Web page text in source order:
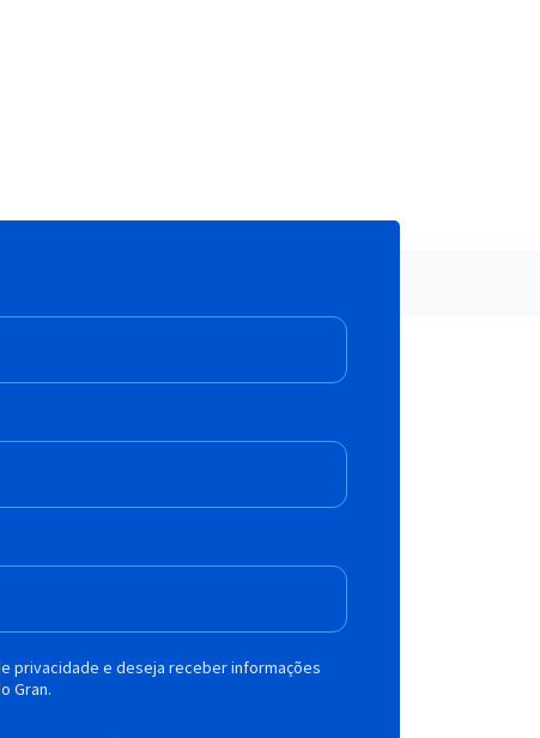
privacidade e deseja receber informações
Gran.